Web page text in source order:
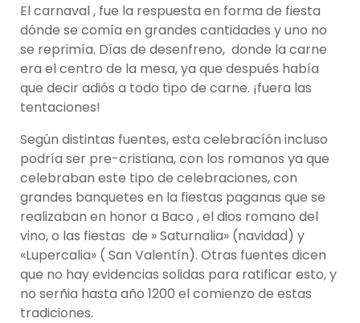
El carnaval , fue la respuesta en forma de fiesta
dónde se comía en grandes cantidades y uno no
se reprimía. Días de desenfreno, donde la carne
era el centro de la mesa, ya que después había
que decir adiós a todo tipo de carne. ¡fuera las
tentaciones!
Según distintas fuentes, esta celebracíón incluso
podría ser pre-cristiana, con los romanos ya que
celebraban este tipo de celebraciones, con
grandes banquetes en la fiestas paganas que se
realizaban en honor a Baco , el dios romano del
vino, o las fiestas de » Saturnalia» (navidad) y
«Lupercalia» ( San Valentín). Otras fuentes dicen
que no hay evidencias solidas para ratificar esto, y
no serñia hasta año 1200 el comienzo de estas
tradiciones.